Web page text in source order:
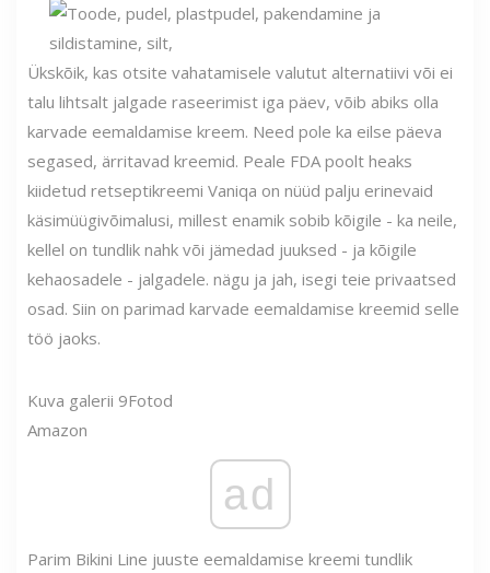
Ükskõik, kas otsite vahatamisele valutut alternatiivi või ei
talu lihtsalt jalgade raseerimist iga päev, võib abiks olla
karvade eemaldamise kreem. Need pole ka eilse päeva
segased, ärritavad kreemid. Peale FDA poolt heaks
kiidetud retseptikreemi Vaniqa on nüüd palju erinevaid
käsimüügivõimalusi, millest enamik sobib kõigile - ka neile,
kellel on tundlik nahk või jämedad juuksed - ja kõigile
kehaosadele - jalgadele. nägu ja jah, isegi teie privaatsed
osad. Siin on parimad karvade eemaldamise kreemid selle
töö jaoks.
Kuva galerii 9Fotod
Amazon
ad
Parim Bikini Line juuste eemaldamise kreemi tundlik